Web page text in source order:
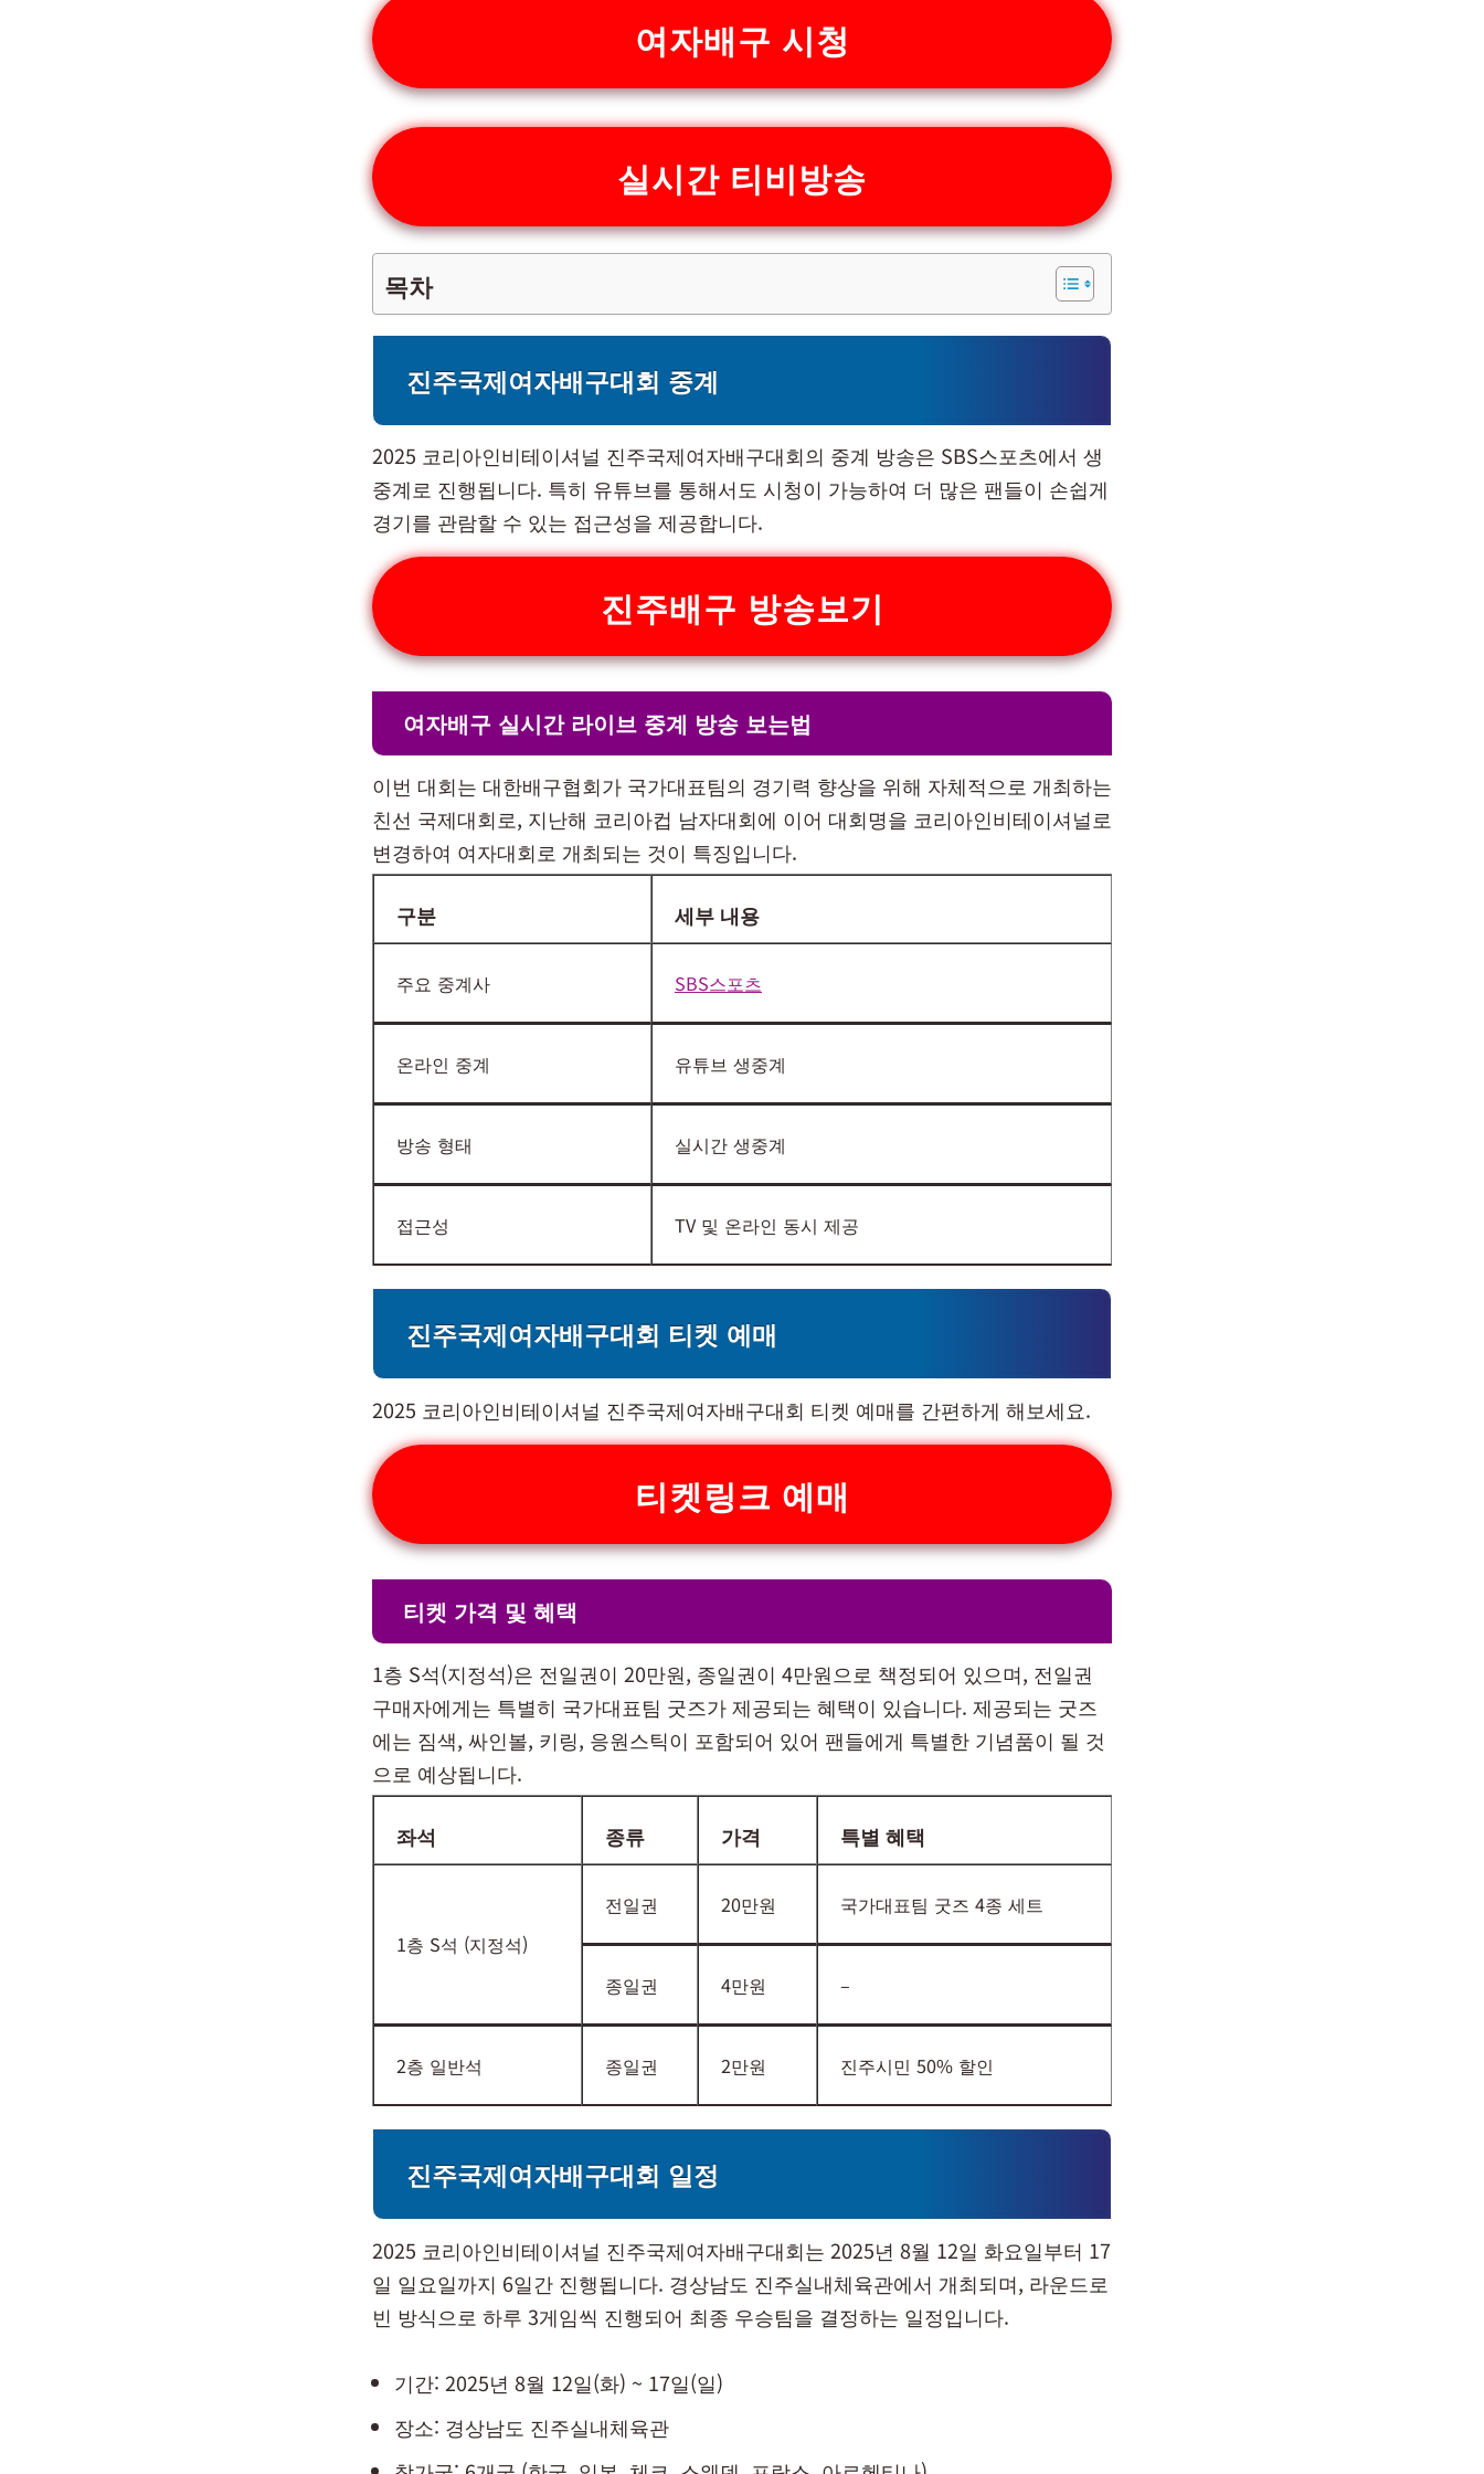
여자배구 시청
실시간 티비방송
목차
진주국제여자배구대회 중계
2025 코리아인비테이셔널 진주국제여자배구대회의 중계 방송은 SBS스포츠에서 생
중계로 진행됩니다. 특히 유튜브를 통해서도 시청이 가능하여 더 많은 팬들이 손쉽게
경기를 관람할 수 있는 접근성을 제공합니다.
진주배구 방송보기
여자배구 실시간 라이브 중계 방송 보는법
이번 대회는 대한배구협회가 국가대표팀의 경기력 향상을 위해 자체적으로 개최하는
친선 국제대회로, 지난해 코리아컵 남자대회에 이어 대회명을 코리아인비테이셔널로
변경하여 여자대회로 개최되는 것이 특징입니다.
구분 세부 내용
주요 중계사 SBS스포츠
온라인 중계 유튜브 생중계
방송 형태 실시간 생중계
접근성 TV 및 온라인 동시 제공
진주국제여자배구대회 티켓 예매
2025 코리아인비테이셔널 진주국제여자배구대회 티켓 예매를 간편하게 해보세요.
티켓링크 예매
티켓 가격 및 혜택
1층 S석(지정석)은 전일권이 20만원, 종일권이 4만원으로 책정되어 있으며, 전일권
구매자에게는 특별히 국가대표팀 굿즈가 제공되는 혜택이 있습니다. 제공되는 굿즈
에는 짐색, 싸인볼, 키링, 응원스틱이 포함되어 있어 팬들에게 특별한 기념품이 될 것
으로 예상됩니다.
좌석 종류 가격 특별 혜택
1층 S석 (지정석)
전일권 20만원 국가대표팀 굿즈 4종 세트
종일권 4만원 –
2층 일반석 종일권 2만원 진주시민 50% 할인
진주국제여자배구대회 일정
2025 코리아인비테이셔널 진주국제여자배구대회는 2025년 8월 12일 화요일부터 17
일 일요일까지 6일간 진행됩니다. 경상남도 진주실내체육관에서 개최되며, 라운드로
빈 방식으로 하루 3게임씩 진행되어 최종 우승팀을 결정하는 일정입니다.
기간: 2025년 8월 12일(화) ~ 17일(일)
장소: 경상남도 진주실내체육관